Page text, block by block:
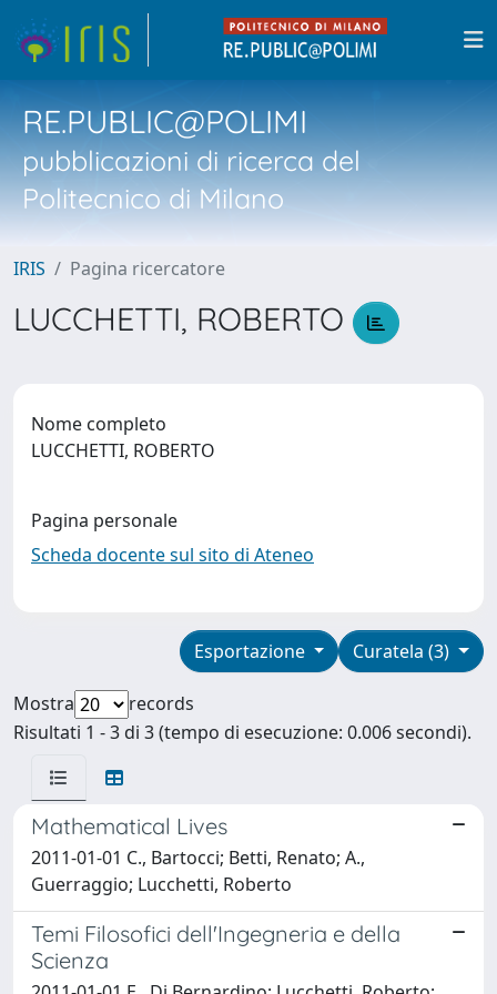
RE.PUBLIC@POLIMI
pubblicazioni di ricerca del
Politecnico di Milano
IRIS Pagina ricercatore
LUCCHETTI, ROBERTO
Nome completo
LUCCHETTI, ROBERTO
Pagina personale
Scheda docente sul sito di Ateneo
Curatela (3)
Esportazione
Mostra
records
Risultati 1 - 3 di 3 (tempo di esecuzione: 0.006 secondi).
Mathematical Lives
2011-01-01 C., Bartocci; Betti, Renato; A.,
Guerraggio; Lucchetti, Roberto
Temi Filosofici dell'Ingegneria e della
Scienza